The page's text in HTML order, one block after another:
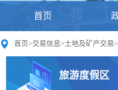
首页
首页>交易信息>土地及矿产交易>
旅游度假区